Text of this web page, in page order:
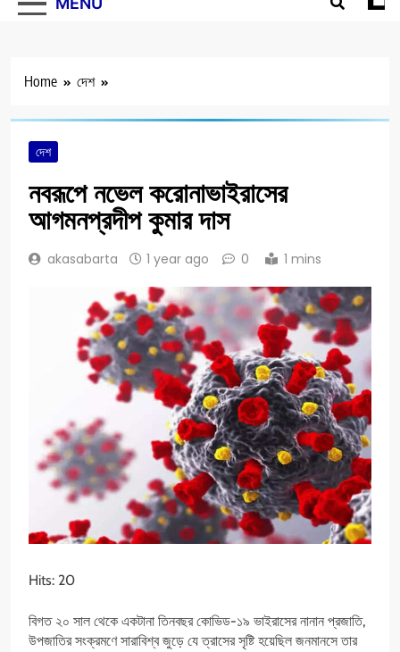
Home দেশ
দেশ
নবরূপে নভেল করোনাভাইরাসের
আগমনপ্রদীপ কুমার দাস
akasabarta 1 year ago 0 1 mins
Hits: 20
বিগত ২০ সাল থেকে একটানা তিনবছর কোভিড-১৯ ভাইরাসের নানান প্রজাতি,
উপজাতির সংক্রমণে সারাবিশ্ব জুড়ে যে ত্রাসের সৃষ্টি হয়েছিল জনমানসে তার